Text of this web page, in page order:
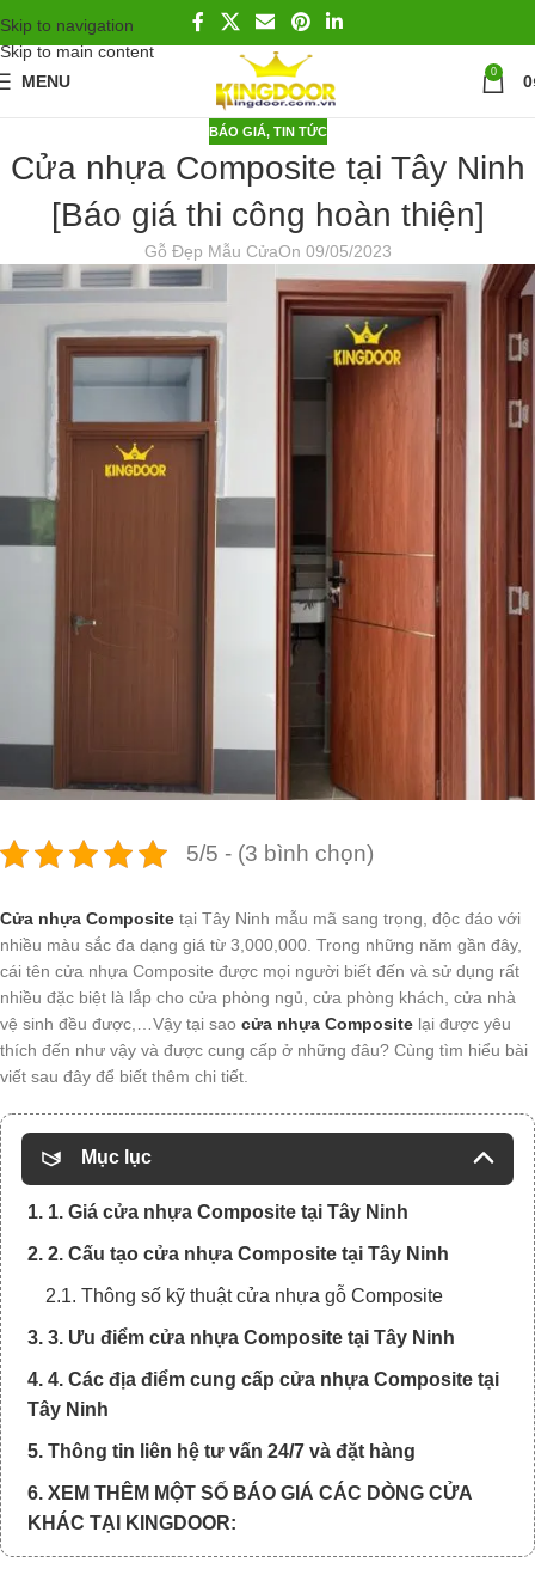
Skip to navigation
Skip to main content
MENU
0 0
BÁO GIÁ, TIN TỨC
Cửa nhựa Composite tại Tây Ninh
[Báo giá thi công hoàn thiện]
Gỗ Đẹp Mẫu CửaOn 09/05/2023
5/5 - (3 bình chọn)
Cửa nhựa Composite tại Tây Ninh mẫu mã sang trọng, độc đáo với
nhiều màu sắc đa dạng giá từ 3,000,000. Trong những năm gần đây,
cái tên cửa nhựa Composite được mọi người biết đến và sử dụng rất
nhiều đặc biệt là lắp cho cửa phòng ngủ, cửa phòng khách, cửa nhà
vệ sinh đều được,…Vậy tại sao cửa nhựa Composite lại được yêu
thích đến như vậy và được cung cấp ở những đâu? Cùng tìm hiểu bài
viết sau đây để biết thêm chi tiết.
Mục lục
1. 1. Giá cửa nhựa Composite tại Tây Ninh
2. 2. Cấu tạo cửa nhựa Composite tại Tây Ninh
2.1. Thông số kỹ thuật cửa nhựa gỗ Composite
3. 3. Ưu điểm cửa nhựa Composite tại Tây Ninh
4. 4. Các địa điểm cung cấp cửa nhựa Composite tại
Tây Ninh
5. Thông tin liên hệ tư vấn 24/7 và đặt hàng
6. XEM THÊM MỘT SỐ BÁO GIÁ CÁC DÒNG CỬA
KHÁC TẠI KINGDOOR: